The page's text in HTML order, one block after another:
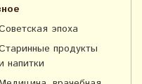
эпоха
продукты
напитки